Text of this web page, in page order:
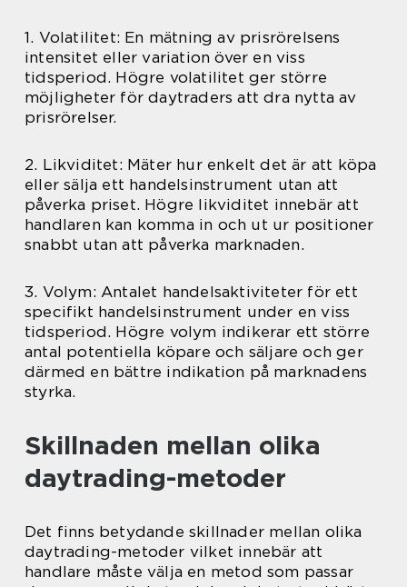
1. Volatilitet: En mätning av prisrörelsens
intensitet eller variation över en viss
tidsperiod. Högre volatilitet ger större
möjligheter för daytraders att dra nytta av
prisrörelser.
2. Likviditet: Mäter hur enkelt det är att köpa
eller sälja ett handelsinstrument utan att
påverka priset. Högre likviditet innebär att
handlaren kan komma in och ut ur positioner
snabbt utan att påverka marknaden.
3. Volym: Antalet handelsaktiviteter för ett
specifikt handelsinstrument under en viss
tidsperiod. Högre volym indikerar ett större
antal potentiella köpare och säljare och ger
därmed en bättre indikation på marknadens
styrka.
Skillnaden mellan olika
daytrading-metoder
Det finns betydande skillnader mellan olika
daytrading-metoder vilket innebär att
handlare måste välja en metod som passar